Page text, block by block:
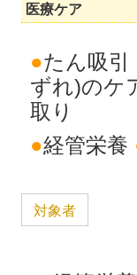
医療ケア
●たん吸引
ずれ)のケ
取り
●経管栄養
対象者